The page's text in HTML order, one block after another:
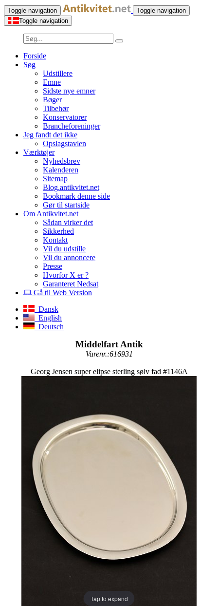
Toggle navigation
Toggle navigation
Toggle navigation
Forside
Søg
Udstillere
Emne
Sidste nye emner
Bøger
Tilbehør
Konservatorer
Brancheforeninger
Jeg fandt det ikke
Opslagstavlen
Værktøjer
Nyhedsbrev
Kalenderen
Sitemap
Blog.antikvitet.net
Bookmark denne side
Gør til startside
Om Antikvitet.net
Sådan virker det
Sikkerhed
Kontakt
Vil du udstille
Vil du annoncere
Presse
Hvorfor X er ?
Garanteret Nedsat
Gå til Web Version
Dansk
English
Deutsch
Middelfart Antik
Varenr.:616931
Georg Jensen super elipse sterling sølv fad #1146A
Tap to expand